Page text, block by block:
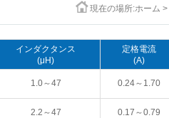
現在の場所:ホーム >
インダクタンス
(μH)
定格電流
(A)
1.0～47 0.24～1.70
2.2～47 0.17～0.79